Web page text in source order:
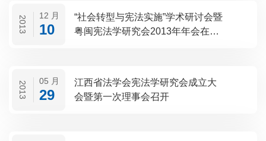
2013 12 月
10
“社会转型与宪法实施”学术研讨会暨
粤闽宪法学研究会2013年年会在深
2013 05 月
29
江西省法学会宪法学研究会成立大
会暨第一次理事会召开